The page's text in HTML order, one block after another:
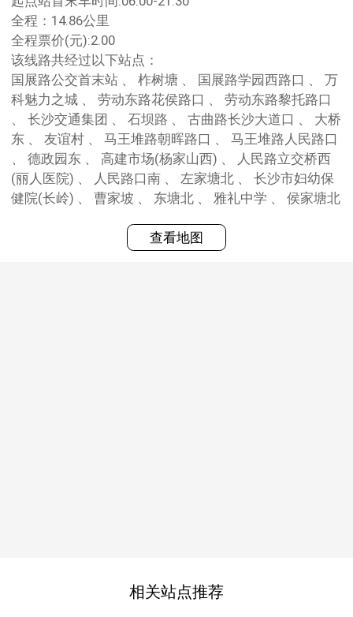
全程：14.86公里
全程票价(元):2.00
该线路共经过以下站点：
国展路公交首末站 、 柞树塘 、 国展路学园西路口 、 万
科魅力之城 、 劳动东路花侯路口 、 劳动东路黎托路口
、 长沙交通集团 、 石坝路 、 古曲路长沙大道口 、 大桥
东 、 友谊村 、 马王堆路朝晖路口 、 马王堆路人民路口
、 德政园东 、 高建市场(杨家山西) 、 人民路立交桥西
(丽人医院) 、 人民路口南 、 左家塘北 、 长沙市妇幼保
健院(长岭) 、 曹家坡 、 东塘北 、 雅礼中学 、 侯家塘北
查看地图
相关站点推荐